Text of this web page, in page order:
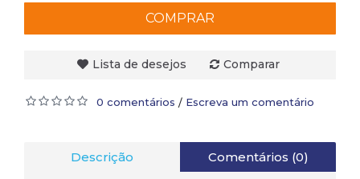
COMPRAR
Lista de desejos Comparar
0 comentários / Escreva um comentário
Descrição Comentários (0)